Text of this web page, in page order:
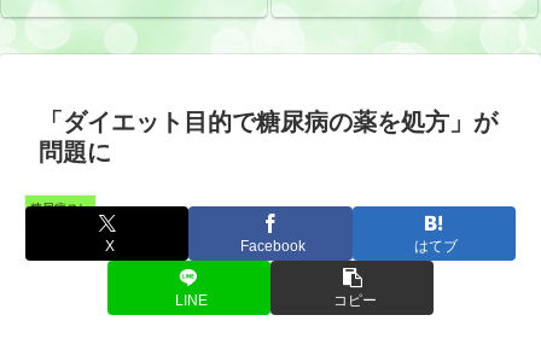
トざわつき イベントでの写
真が話題
「ダイエット目的で糖尿病の薬を処方」が
問題に
糖尿病スレ
X Facebook はてブ
LINE コピー